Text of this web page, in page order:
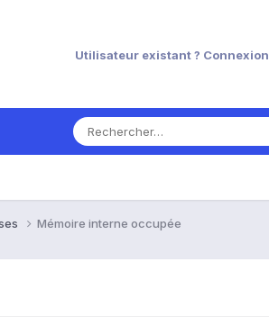
Utilisateur existant ? Connexion
Mémoire interne occupée